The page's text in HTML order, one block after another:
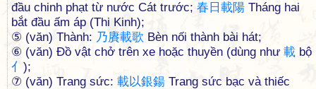
đầu chinh phạt từ nước Cát trước; 春 日 載陽 Tháng hai
bắt đầu ấm áp (Thi Kinh);
⑤ (văn) Thành: 乃賡載歌 Bèn nối thành bài hát;
⑥ (văn) Đồ vật chở trên xe hoặc thuyền (dùng như 載 bộ
亻 );
⑦ (văn) Trang sức: 載以銀鍚 Trang sức bạc và thiếc